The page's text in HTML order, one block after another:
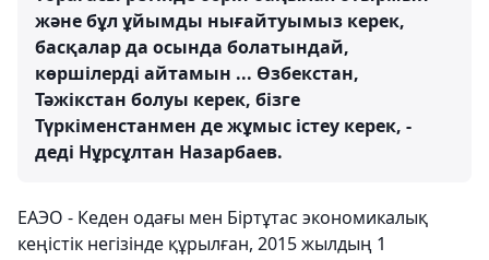
және бұл ұйымды нығайтуымыз керек,
басқалар да осында болатындай,
көршілерді айтамын ... Өзбекстан,
Тәжікстан болуы керек, бізге
Түркіменстанмен де жұмыс істеу керек, -
деді Нұрсұлтан Назарбаев.
ЕАЭО - Кеден одағы мен Біртұтас экономикалық
кеңістік негізінде құрылған, 2015 жылдың 1